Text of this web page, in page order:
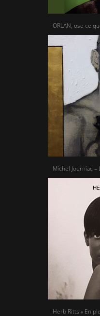
ORLAN, ose ce
Michel Journiac –
Herb Ritts « En